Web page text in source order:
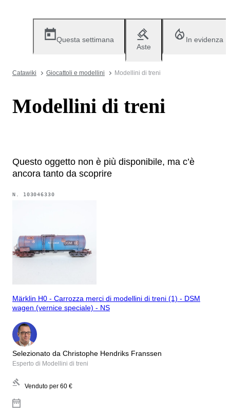
Questa settimana
Aste
In evidenza
Catawiki Giocattoli e modellini Modellini di treni
Modellini di treni
Questo oggetto non è più disponibile, ma c’è
ancora tanto da scoprire
N. 103046330
Märklin H0 - Carrozza merci di modellini di treni (1) - DSM
wagen (vernice speciale) - NS
Selezionato da Christophe Hendriks Franssen
Esperto di Modellini di treni
Venduto per 60 €